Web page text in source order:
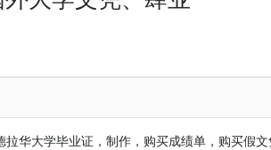
华大学毕业证，制作，购买成绩单，购买假